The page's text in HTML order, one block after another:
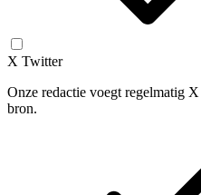
X Twitter
Onze redactie voegt regelmatig
bron.